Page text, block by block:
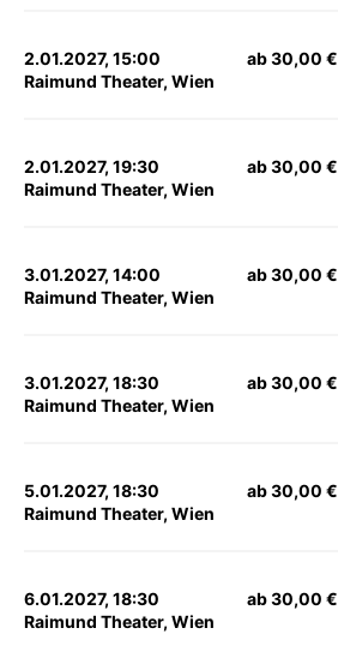
2.01.2027, 15:00
Raimund Theater, Wien
ab 30,00 €
2.01.2027, 19:30
Raimund Theater, Wien
ab 30,00 €
3.01.2027, 14:00
Raimund Theater, Wien
ab 30,00 €
3.01.2027, 18:30
Raimund Theater, Wien
ab 30,00 €
5.01.2027, 18:30
Raimund Theater, Wien
ab 30,00 €
6.01.2027, 18:30
Raimund Theater, Wien
ab 30,00 €